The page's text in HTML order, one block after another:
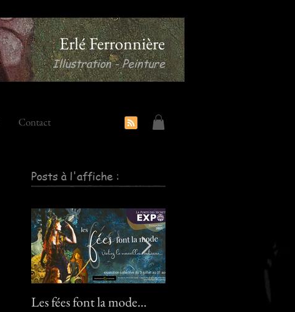
Erlé Ferronnière
Illustration - Peinture
Contact
Posts à l'affiche :
Les fées font la mode…